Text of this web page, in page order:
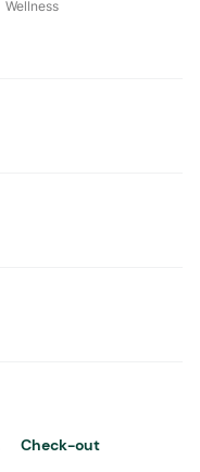
Wellness
Check-out